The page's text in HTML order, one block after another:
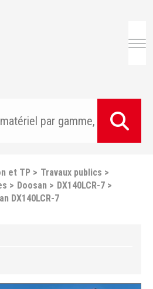
et TP
Travaux publics
Doosan
DX140LCR-7
DX140LCR-7